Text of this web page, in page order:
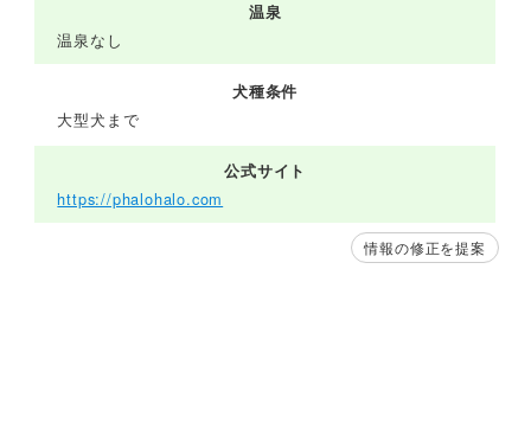
温泉
温泉なし
犬種条件
大型犬まで
公式サイト
https://phalohalo.com
情報の修正を提案